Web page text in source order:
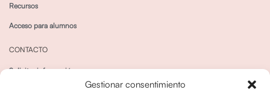
Gestionar consentimiento
Recursos
Acceso para alumnos
CONTACTO
Solicitar información